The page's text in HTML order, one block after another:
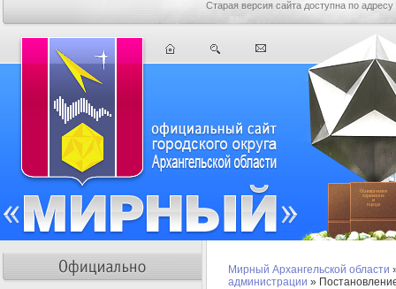
Старая версия сайта доступна по адресу
Мирный Архангельской области
администрации »